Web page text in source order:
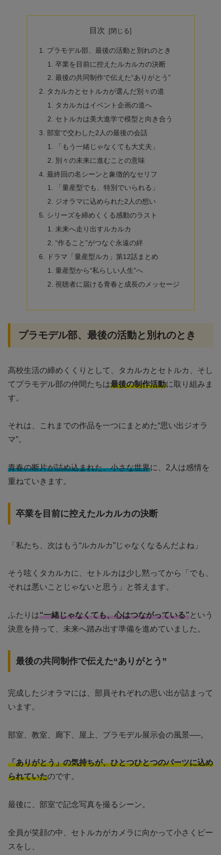
目次
プラモデル部、最後の活動と別れのとき
卒業を目前に控えたルカルカの決断
最後の共同制作で伝えた“ありがとう”
タカルカとセトルカが選んだ別々の道
タカルカはイベント企画の道へ
セトルカは美大進学で模型と向き合う
部室で交わした2人の最後の会話
「もう一緒じゃなくても大丈夫」
別々の未来に進むことの意味
最終回の名シーンと象徴的なセリフ
「量産型でも、特別でいられる」
ジオラマに込められた2人の想い
シリーズを締めくくる感動のラスト
未来へ走り出すルカルカ
“作ること”がつなぐ永遠の絆
ドラマ「量産型ルカ」第12話まとめ
量産型から“私らしい人生”へ
視聴者に届ける青春と成長のメッセージ
プラモデル部、最後の活動と別れのとき
高校生活の締めくくりとして、タカルカとセトルカ、そし
てプラモデル部の仲間たちは最後の制作活動に取り組みま
す。
それは、これまでの作品を一つにまとめた“思い出ジオラ
マ”。
青春の断片が詰め込まれた、小さな世界に、2人は感情を
重ねていきます。
卒業を目前に控えたルカルカの決断
「私たち、次はもう“ルカルカ”じゃなくなるんだよね」
そう呟くタカルカに、セトルカは少し黙ってから「でも、
それは悪いことじゃないと思う」と答えます。
ふたりは“一緒じゃなくても、心はつながっている”という
決意を持って、未来へ踏み出す準備を進めていました。
最後の共同制作で伝えた“ありがとう”
完成したジオラマには、部員それぞれの思い出が詰まって
います。
部室、教室、廊下、屋上、プラモデル展示会の風景──。
「ありがとう」の気持ちが、ひとつひとつのパーツに込め
られていたのです。
最後に、部室で記念写真を撮るシーン。
全員が笑顔の中、セトルカがカメラに向かって小さくピー
スをし、